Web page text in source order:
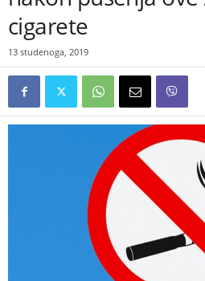
cigarete
13 studenoga, 2019